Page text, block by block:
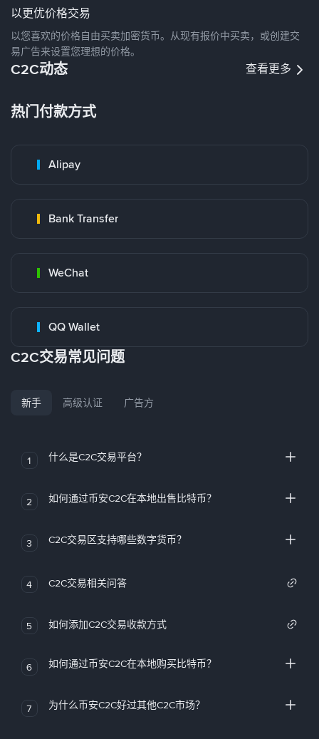
以更优价格交易
以您喜欢的价格自由买卖加密货币。从现有报价中买卖，或创建交
易广告来设置您理想的价格。
C2C动态 查看更多
热门付款方式
Alipay
Bank Transfer
WeChat
QQ Wallet
C2C交易常见问题
新手 高级认证 广告方
1 什么是C2C交易平台？
2 如何通过币安C2C在本地出售比特币？
3 C2C交易区支持哪些数字货币？
4 C2C交易相关问答
5 如何添加C2C交易收款方式
6 如何通过币安C2C在本地购买比特币？
7 为什么币安C2C好过其他C2C市场？